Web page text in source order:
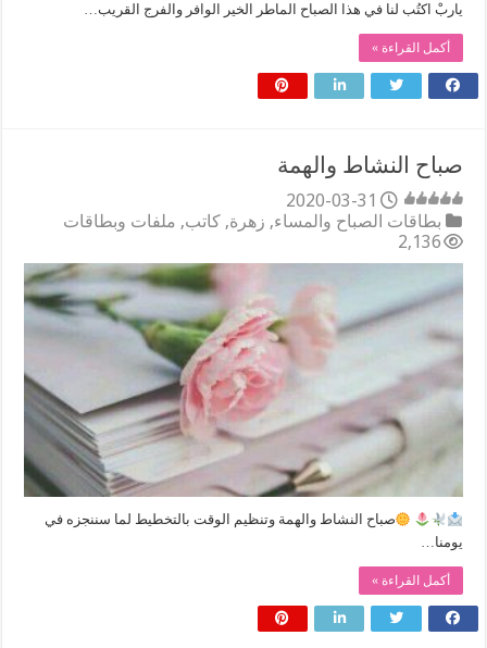
ياربْ اكتُب لنا في هذا الصباح الماطر الخير الوافر والفرج القريب…
أكمل القراءة »
صباح النشاط والهمة
2020-03-31
بطاقات الصباح والمساء, زهرة, كاتب, ملفات وبطاقات
2,136
صباح النشاط والهمة وتنظيم الوقت بالتخطيط لما سننجزه في
يومنا…
أكمل القراءة »